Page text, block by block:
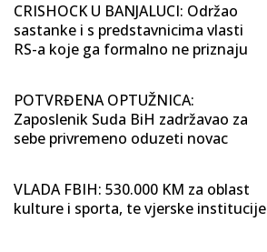
CRISHOCK U BANJALUCI: Održao
sastanke i s predstavnicima vlasti
RS-a koje ga formalno ne priznaju
POTVRĐENA OPTUŽNICA:
Zaposlenik Suda BiH zadržavao za
sebe privremeno oduzeti novac
VLADA FBIH: 530.000 KM za oblast
kulture i sporta, te vjerske institucije